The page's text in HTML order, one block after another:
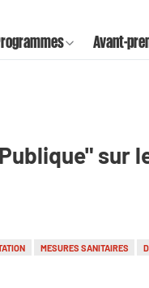
Avant-
sur
MESURES SANITAIRES